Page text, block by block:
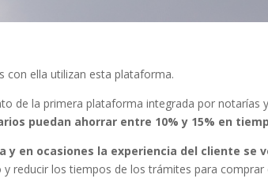
con ella utilizan esta plataforma.
de la primera plataforma integrada por notarías
puedan ahorrar entre 10% y 15% en
y en ocasiones la experiencia del cliente se
reducir los tiempos de los trámites para comprar